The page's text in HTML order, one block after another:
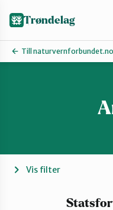
Hitra og Frøya
Inderøy
Levanger
Trøndelag
Till naturvernforbundet.no
Vis filter